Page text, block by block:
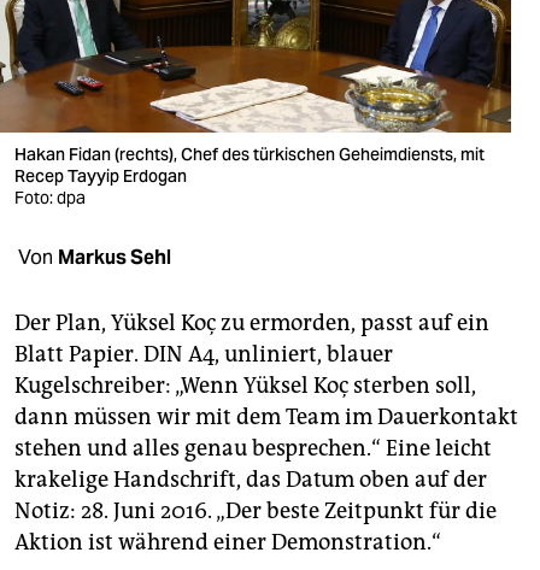
nord
wahrheit
verlag
verlag
shop
fragen & hilfe
unterstützen
abo
genossenschaft
epaper login
Hakan Fidan (rechts), Chef des türkischen Geheimdiensts, mit
Recep Tayyip Erdogan
Foto: dpa
Von Markus Sehl
Der Plan, Yüksel Koç zu ermorden, passt auf ein
Blatt Papier. DIN A4, unliniert, blauer
Kugelschreiber: „Wenn Yüksel Koç sterben soll,
dann müssen wir mit dem Team im Dauerkontakt
stehen und alles genau besprechen.“ Eine leicht
krakelige Handschrift, das Datum oben auf der
Notiz: 28. Juni 2016. „Der beste Zeitpunkt für die
Aktion ist während einer Demonstration.“